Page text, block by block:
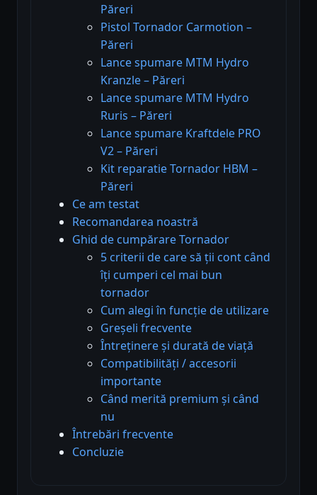
Păreri
Pistol Tornador Carmotion –
Păreri
Lance spumare MTM Hydro
Kranzle – Păreri
Lance spumare MTM Hydro
Ruris – Păreri
Lance spumare Kraftdele PRO
V2 – Păreri
Kit reparatie Tornador HBM –
Păreri
Ce am testat
Recomandarea noastră
Ghid de cumpărare Tornador
5 criterii de care să ții cont când
îți cumperi cel mai bun
tornador
Cum alegi în funcție de utilizare
Greșeli frecvente
Întreținere și durată de viață
Compatibilități / accesorii
importante
Când merită premium și când
nu
Întrebări frecvente
Concluzie